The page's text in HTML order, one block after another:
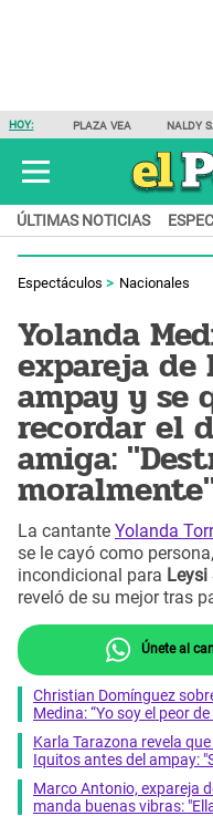
HOY: PLAZA VEA NALDY
ÚLTIMAS NOTICIAS
Espectáculos Nacionales
Yolanda
expareja de
ampay y se
recordar el
amiga:
La cantante Yolanda
se le cayó como
incondicional para Leysi
reveló de su mejor tras
Únete al
Christian Domínguez
Medina: “Yo soy el peor
Karla Tarazona revela
Iquitos antes del ampay:
Marco Antonio, expareja
manda buenas vibras: